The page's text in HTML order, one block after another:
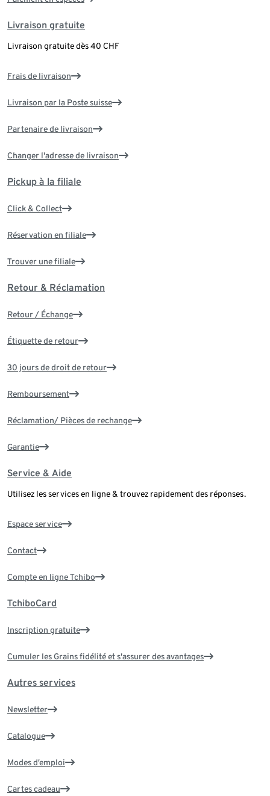
Livraison gratuite
Livraison gratuite dès 40 CHF
Frais de livraison
Livraison par la Poste suisse
Partenaire de livraison
Changer l'adresse de livraison
Pickup à la filiale
Click & Collect
Réservation en filiale
Trouver une filiale
Retour & Réclamation
Retour / Échange
Étiquette de retour
30 jours de droit de retour
Remboursement
Réclamation/ Pièces de rechange
Garantie
Service & Aide
Utilisez les services en ligne & trouvez rapidement des réponses.
Espace service
Contact
Compte en ligne Tchibo
TchiboCard
Inscription gratuite
Cumuler les Grains fidélité et s'assurer des avantages
Autres services
Newsletter
Catalogue
Modes d’emploi
Cartes cadeau